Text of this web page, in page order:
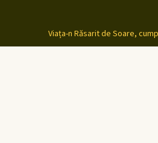
Viața-n Răsarit de Soare,